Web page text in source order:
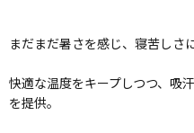
まだまだ暑さを感じ、寝苦しさ
快適な温度をキープしつつ、吸
を提供。